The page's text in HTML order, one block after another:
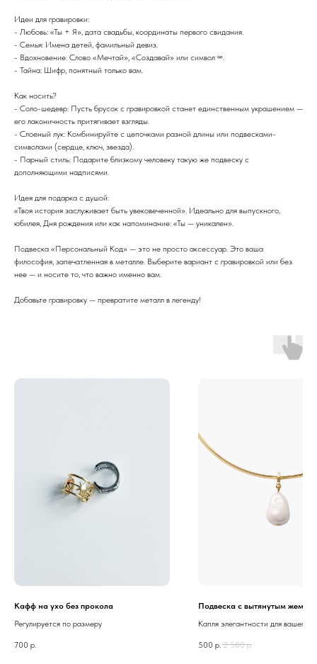
Идеи для гравировки:
- Любовь: «Ты + Я», дата свадьбы, координаты первого свидания.
- Семья: Имена детей, фамильный девиз.
- Вдохновение: Слово «Мечтай», «Создавай» или символ ∞.
- Тайна: Шифр, понятный только вам.
Как носить?
- Соло-шедевр: Пусть брусок с гравировкой станет единственным украшением —
его лаконичность притягивает взгляды.
- Слоеный лук: Комбинируйте с цепочками разной длины или подвесками-
символами (сердце, ключ, звезда).
- Парный стиль: Подарите близкому человеку такую же подвеску с
дополняющими надписями.
Идея для подарка с душой:
«Твоя история заслуживает быть увековеченной». Идеально для выпускного,
юбилея, Дня рождения или как напоминание: «Ты — уникален».
Подвеска «Персональный Код» — это не просто аксессуар. Это ваша
философия, запечатленная в металле. Выберите вариант с гравировкой или без
нее — и носите то, что важно именно вам.
Добавьте гравировку — превратите металл в легенду!
Кафф на ухо без прокола
Регулируется по размеру
700 р.
Подвеска с вытянутым
Капля элегантности для вашего
500 р. 2 500 р.